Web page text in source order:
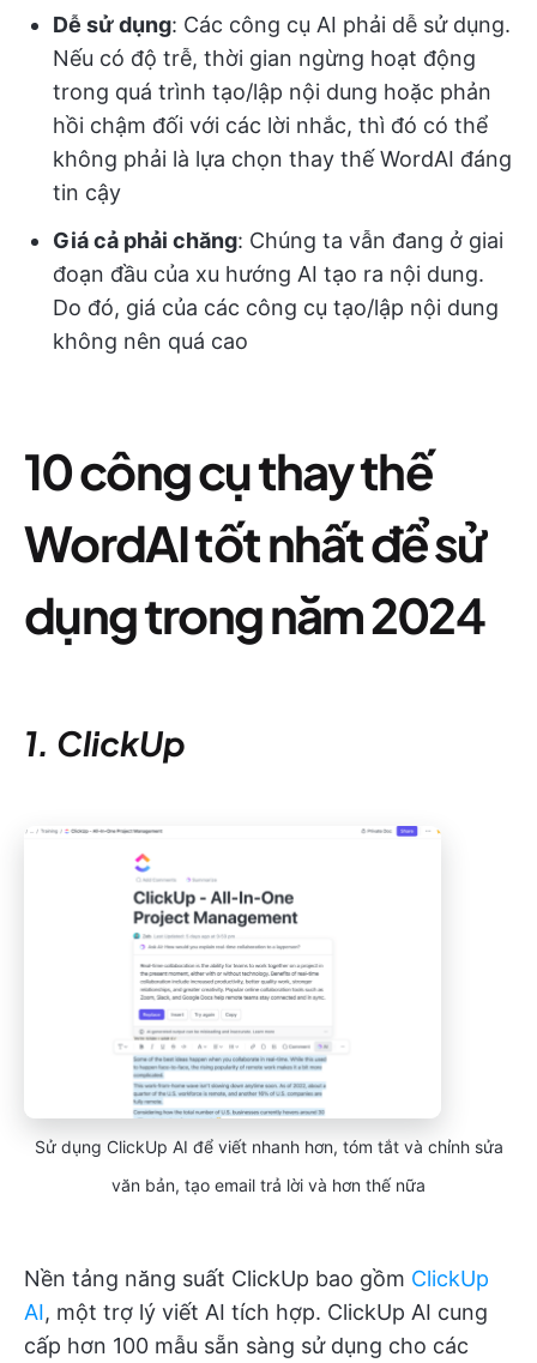
Dễ sử dụng: Các công cụ AI phải dễ sử dụng.
Nếu có độ trễ, thời gian ngừng hoạt động
trong quá trình tạo/lập nội dung hoặc phản
hồi chậm đối với các lời nhắc, thì đó có thể
không phải là lựa chọn thay thế WordAI đáng
tin cậy
Giá cả phải chăng: Chúng ta vẫn đang ở giai
đoạn đầu của xu hướng AI tạo ra nội dung.
Do đó, giá của các công cụ tạo/lập nội dung
không nên quá cao
10 công cụ thay thế
WordAI tốt nhất để sử
dụng trong năm 2024
1. ClickUp
Sử dụng ClickUp AI để viết nhanh hơn, tóm tắt và chỉnh sửa
văn bản, tạo email trả lời và hơn thế nữa
Nền tảng năng suất ClickUp bao gồm ClickUp
AI, một trợ lý viết AI tích hợp. ClickUp AI cung
cấp hơn 100 mẫu sẵn sàng sử dụng cho các